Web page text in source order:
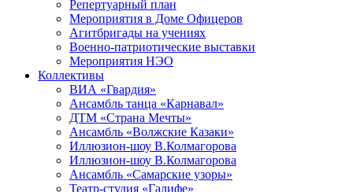
Репертуарный план
Мероприятия в Доме Офицеров
Агитбригады на учениях
Военно-патриотические выставки
Мероприятия НЭО
Коллективы
ВИА «Гвардия»
Ансамбль танца «Карнавал»
ДТМ «Страна Мечты»
Ансамбль «Волжские Казаки»
Иллюзион-шоу В.Колмагорова
Иллюзион-шоу В.Колмагорова
Ансамбль «Самарские узоры»
Театр-студия «Галифе»